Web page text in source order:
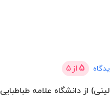
5 از 5
از دانشگاه علامه طباطبایی